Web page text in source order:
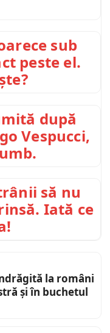
sub
peste el.
după
Vespucci,
să nu
Iată ce
la români
și în buchetul